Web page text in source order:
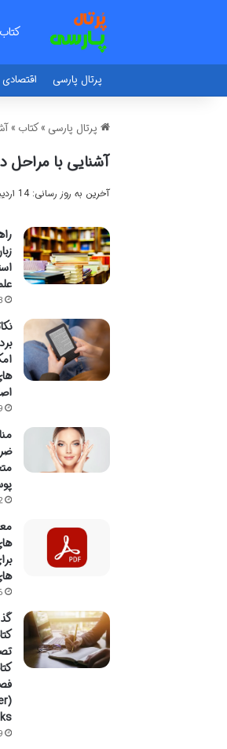
کتاب
پرتال پارسی اقتصادی
پرتال پارسی » کتاب »
آشنایی با مراحل
آخرین به روز رسانی: 14 اردیبهشت 1405
3
9